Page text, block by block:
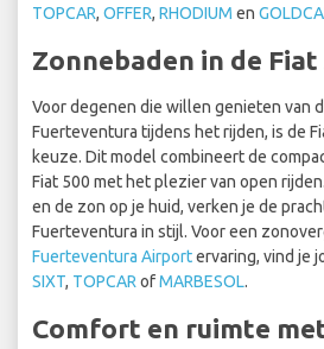
TOPCAR, OFFER, RHODIUM en
Zonnebaden in de Fiat
Voor degenen die willen genieten van
Fuerteventura tijdens het rijden, is de
keuze. Dit model combineert de
Fiat 500 met het plezier van open
en de zon op je huid, verken je de
Fuerteventura in stijl. Voor een
Fuerteventura Airportervaring, vind je
SIXT, TOPCAR ofMARBESOL.
Comfort en ruimte